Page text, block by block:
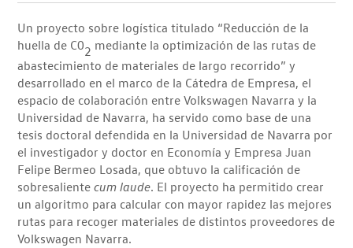
Un proyecto sobre logística titulado “Reducción de la
huella de C02 mediante la optimización de las rutas de
abastecimiento de materiales de largo recorrido” y
desarrollado en el marco de la Cátedra de Empresa, el
espacio de colaboración entre Volkswagen Navarra y la
Universidad de Navarra, ha servido como base de una
tesis doctoral defendida en la Universidad de Navarra por
el investigador y doctor en Economía y Empresa Juan
Felipe Bermeo Losada, que obtuvo la calificación de
sobresalientecum laude. El proyecto ha permitido crear
un algoritmo para calcular con mayor rapidez las mejores
rutas para recoger materiales de distintos proveedores de
Volkswagen Navarra.